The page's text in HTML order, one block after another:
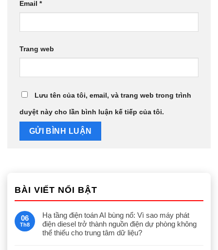
Email *
Trang web
Lưu tên của tôi, email, và trang web trong trình
duyệt này cho lần bình luận kế tiếp của tôi.
BÀI VIẾT NỔI BẬT
06
Th8
Hạ tầng điện toán AI bùng nổ: Vì sao máy phát
điện diesel trở thành nguồn điện dự phòng không
thể thiếu cho trung tâm dữ liệu?